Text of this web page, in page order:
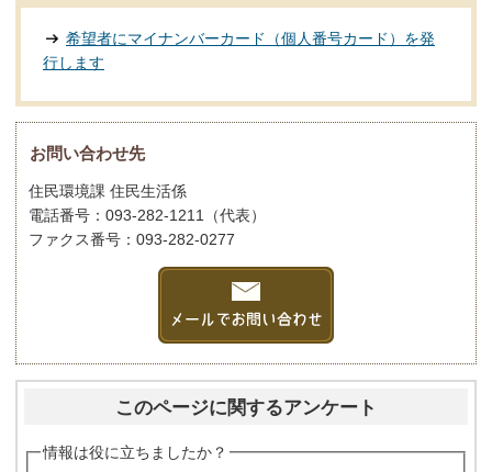
希望者にマイナンバーカード（個人番号カード）を発
行します
お問い合わせ先
住民環境課 住民生活係
電話番号：093-282-1211（代表）
ファクス番号：093-282-0277
このページに関するアンケート
情報は役に立ちましたか？